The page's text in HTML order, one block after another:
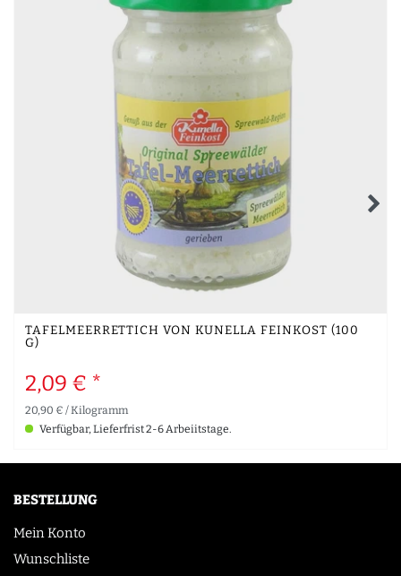
TAFELMEERRETTICH VON KUNELLA FEINKOST (100
G)
2,09 € *
20,90 € / Kilogramm
Verfügbar, Lieferfrist 2-6 Arbeiitstage.
BESTELLUNG
Mein Konto
Wunschliste